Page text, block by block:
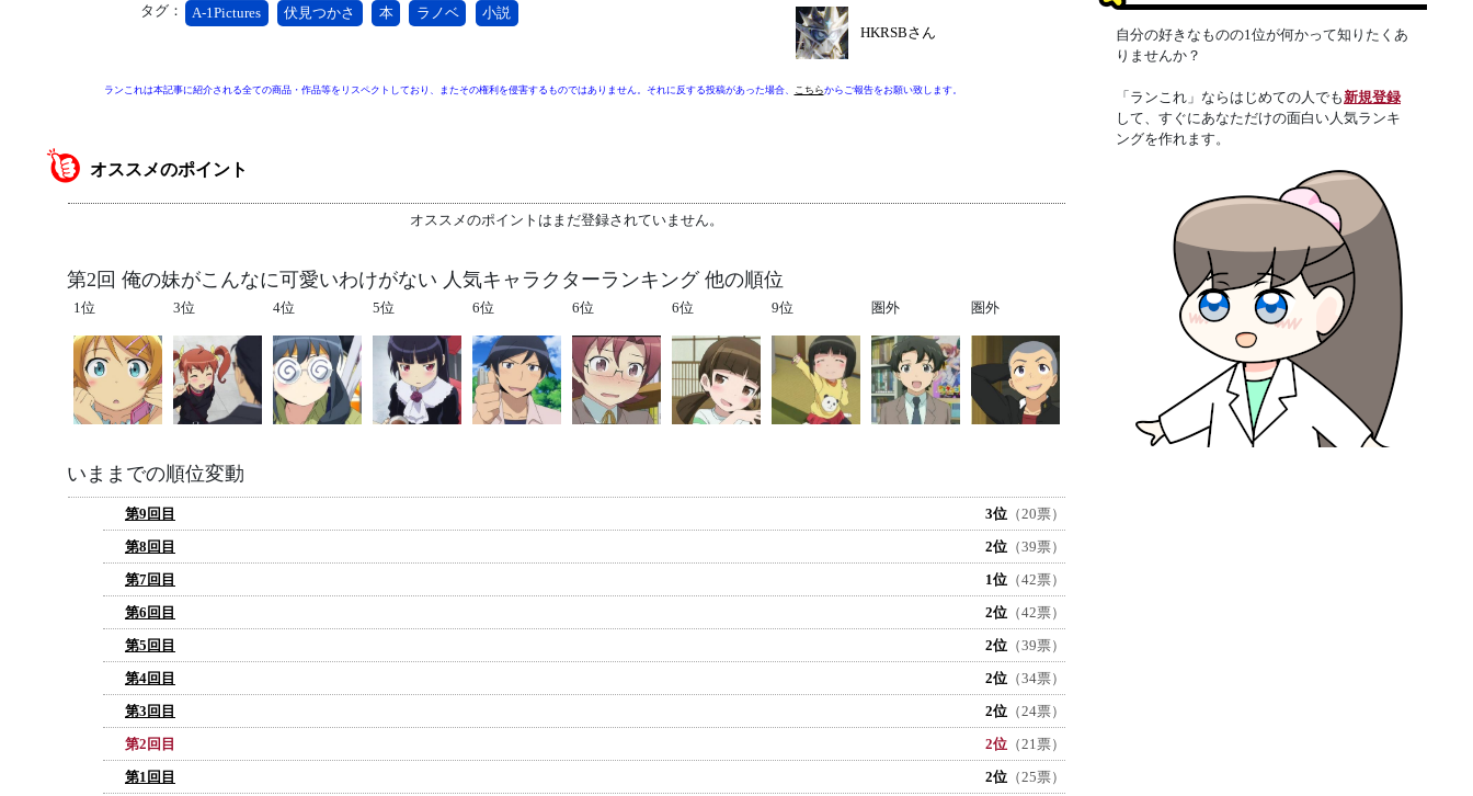
タグ： A-1Pictures 伏見つかさ 本 ラノベ 小説
HKRSBさん
ランこれは本記事に紹介される全ての商品・作品等をリスペクトしており、またその権利を侵害するものではありません。それに反する投稿があった場合、 こちらからご報告をお願い致します。
オススメのポイント
オススメのポイントはまだ登録されていません。
第2回 俺の妹がこんなに可愛いわけがない 人気キャラクターランキング 他の順位
1位 3位 4位 5位 6位 6位 6位 9位 圏外 圏外
いままでの順位変動
第9回目 3位 （20票）
第8回目
2位 （39票）
第7回目
1位 （42票）
第6回目
2位 （42票）
第5回目
2位 （39票）
第4回目
2位 （34票）
第3回目
2位 （24票）
第2回目
2位 （21票）
第1回目
2位 （25票）
自分の好きなものの1位が何かって知りたくあ
りませんか？
「ランこれ」ならはじめての人でも新規登録
して、すぐにあなただけの面白い人気ランキ
ングを作れます。